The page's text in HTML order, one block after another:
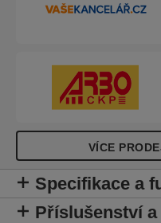
VÍCE
Specifikace a
Příslušenství